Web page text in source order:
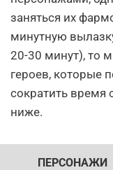
заняться их
минутную
20-30 минут), то
героев, которые
сократить время
ниже.
ПЕРСОНАЖИ